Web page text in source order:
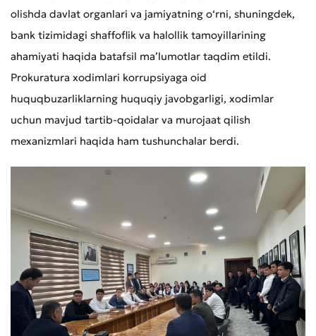
olishda davlat organlari va jamiyatning o‘rni, shuningdek,
bank tizimidagi shaffoflik va halollik tamoyillarining
ahamiyati haqida batafsil ma’lumotlar taqdim etildi.
Prokuratura xodimlari korrupsiyaga oid
huquqbuzarliklarning huquqiy javobgarligi, xodimlar
uchun mavjud tartib-qoidalar va murojaat qilish
mexanizmlari haqida ham tushunchalar berdi.